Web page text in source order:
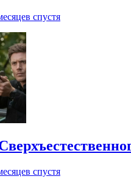
спустя
спустя